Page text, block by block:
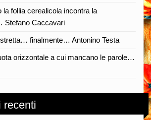
la follia cerealicola incontra la
Stefano Caccavari
finalmente… Antonino Testa
orizzontale a cui mancano le parole…
recenti